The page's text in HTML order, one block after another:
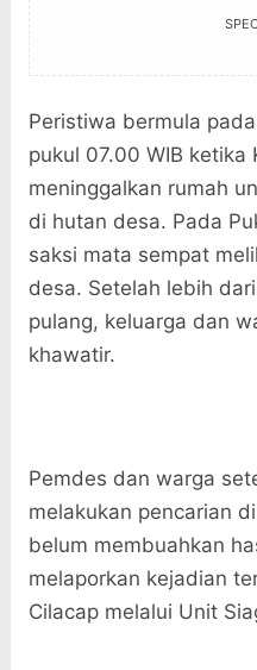
Peristiwa bermula
pukul 07.00 WIB ketika
meninggalkan rumah
di hutan desa. Pada
saksi mata sempat
desa. Setelah lebih
pulang, keluarga dan
khawatir.
Pemdes dan warga
melakukan pencarian
belum membuahkan
melaporkan kejadian
Cilacap melalui Unit